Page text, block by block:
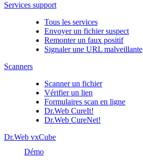
Services support
Tous les services
Envoyer un fichier suspect
Remonter un faux positif
Signaler une URL malveillante
Scanners
Scanner un fichier
Vérifier un lien
Formulaires scan en ligne
Dr.Web CureIt!
Dr.Web CureNet!
Dr.Web vxCube
Démo